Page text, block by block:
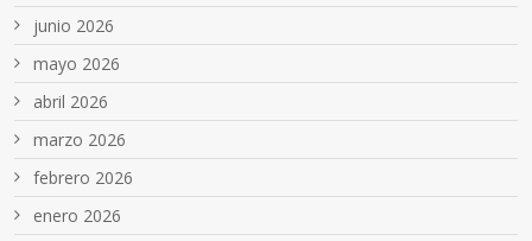
junio 2026
mayo 2026
abril 2026
marzo 2026
febrero 2026
enero 2026